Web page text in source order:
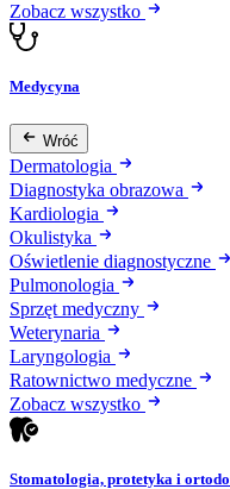
Zobacz wszystko
Medycyna
Wróć
Dermatologia
Diagnostyka obrazowa
Kardiologia
Okulistyka
Oświetlenie diagnostyczne
Pulmonologia
Sprzęt medyczny
Weterynaria
Laryngologia
Ratownictwo medyczne
Zobacz wszystko
Stomatologia, protetyka i